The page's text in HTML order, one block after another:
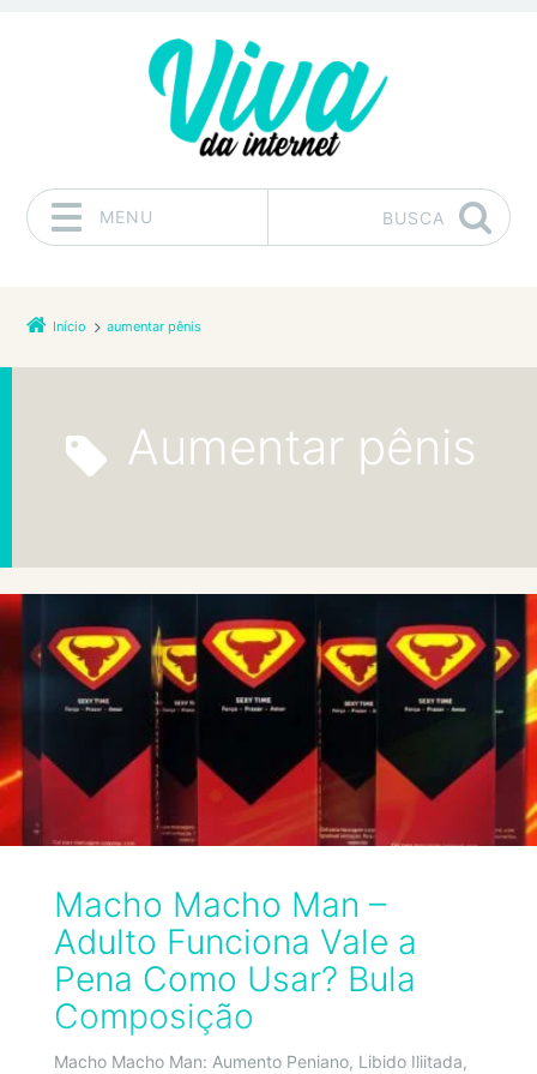
MENU BUSCA
Início aumentar pênis
aumentar pênis
Macho Macho Man –
Adulto Funciona Vale a
Pena Como Usar? Bula
Composição
Macho Macho Man: Aumento Peniano, Libido Iliitada,